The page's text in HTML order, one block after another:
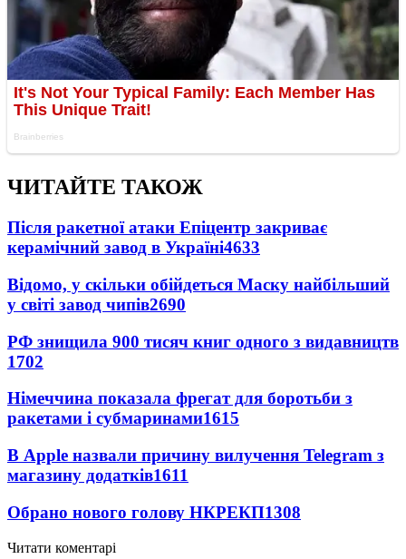
ЧИТАЙТЕ ТАКОЖ
Після ракетної атаки Епіцентр закриває
керамічний завод в Україні4633
Відомо, у скільки обійдеться Маску найбільший
у світі завод чипів2690
РФ знищила 900 тисяч книг одного з видавництв
1702
Німеччина показала фрегат для боротьби з
ракетами і субмаринами1615
В Apple назвали причину вилучення Telegram з
магазину додатків1611
Обрано нового голову НКРЕКП1308
Читати коментарі